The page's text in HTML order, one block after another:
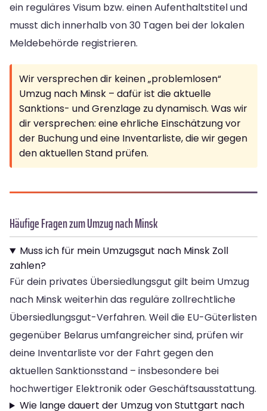
ein reguläres Visum bzw. einen Aufenthaltstitel und
musst dich innerhalb von 30 Tagen bei der lokalen
Meldebehörde registrieren.
Wir versprechen dir keinen „problemlosen“
Umzug nach Minsk – dafür ist die aktuelle
Sanktions- und Grenzlage zu dynamisch. Was wir
dir versprechen: eine ehrliche Einschätzung vor
der Buchung und eine Inventarliste, die wir gegen
den aktuellen Stand prüfen.
Häufige Fragen zum Umzug nach Minsk
Muss ich für mein Umzugsgut nach Minsk Zoll
zahlen?
Für dein privates Übersiedlungsgut gilt beim Umzug
nach Minsk weiterhin das reguläre zollrechtliche
Übersiedlungsgut-Verfahren. Weil die EU-Güterlisten
gegenüber Belarus umfangreicher sind, prüfen wir
deine Inventarliste vor der Fahrt gegen den
aktuellen Sanktionsstand – insbesondere bei
hochwertiger Elektronik oder Geschäftsausstattung.
Wie lange dauert der Umzug von Stuttgart nach